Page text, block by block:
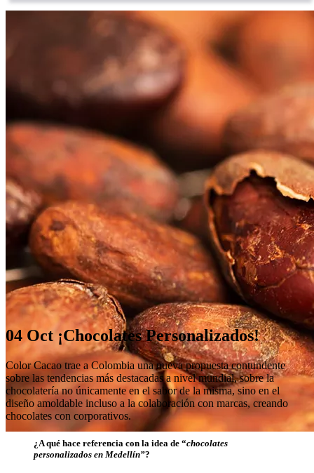
04 Oct¡Chocolates Personalizados!
Color Cacao trae a Colombia una nueva propuesta contundente
sobre las tendencias más destacadas a nivel mundial, sobre la
chocolatería no únicamente en el sabor de la misma, sino en el
diseño amoldable incluso a la colaboración con marcas, creando
chocolates con corporativos.
¿A qué hace referencia con la idea de “chocolates
personalizados en Medellín”?